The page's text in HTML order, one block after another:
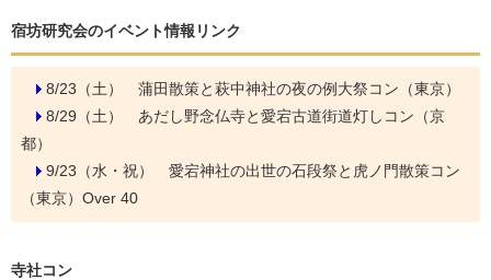
宿坊研究会のイベント情報リンク
8/23（土） 蒲田散策と萩中神社の夜の例大祭コン（東京）
8/29（土） あだし野念仏寺と愛宕古道街道灯しコン（京
都）
9/23（水・祝） 愛宕神社の出世の石段祭と虎ノ門散策コン
（東京）Over 40
寺社コン